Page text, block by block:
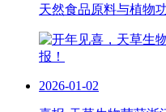
天然食品原料与植物
2026-01-02